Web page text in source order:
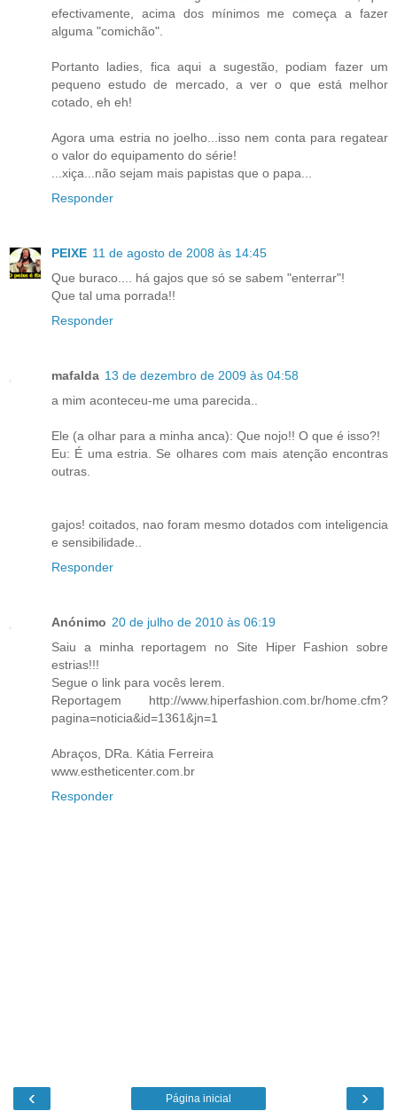
efectivamente, acima dos mínimos me começa a fazer
alguma "comichão".
Portanto ladies, fica aqui a sugestão, podiam fazer um
pequeno estudo de mercado, a ver o que está melhor
cotado, eh eh!
Agora uma estria no joelho...isso nem conta para regatear
o valor do equipamento do série!
...xiça...não sejam mais papistas que o papa...
Responder
PEIXE 11 de agosto de 2008 às 14:45
Que buraco.... há gajos que só se sabem "enterrar"!
Que tal uma porrada!!
Responder
mafalda 13 de dezembro de 2009 às 04:58
a mim aconteceu-me uma parecida..
Ele (a olhar para a minha anca): Que nojo!! O que é isso?!
Eu: É uma estria. Se olhares com mais atenção encontras
outras.
gajos! coitados, nao foram mesmo dotados com inteligencia
e sensibilidade..
Responder
Anónimo 20 de julho de 2010 às 06:19
Saiu a minha reportagem no Site Hiper Fashion sobre
estrias!!!
Segue o link para vocês lerem.
Reportagem http://www.hiperfashion.com.br/home.cfm?
pagina=noticia&id=1361&jn=1
Abraços, DRa. Kátia Ferreira
www.estheticenter.com.br
Responder
‹ ›
Página inicial